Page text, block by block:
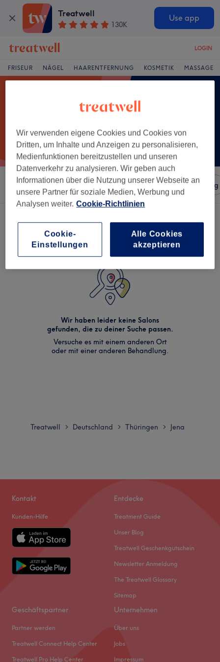
Treatwell
130K
Use app
LOGIN
FRISEUR NÄGEL HAARENTFERNUNG KOSMETIK MASSAGE
Sortieren nach Salons Expressangebote Bewertung
Wir haben leider keine Salons
gefunden, die zu deiner Suche passen.
Versuche es mit einem anderen Ort
oder mit einer anderen Behandlung.
Treatwell > Deutschland > Thüringen > Jena
Kontakt
Kunden-Hilfe
Entdecke
Treatment Guide
Unser Blog
Treatwell Geschenkgutschein
Newsletter Anmeldung
The Treatwell Glossary
Sitemap
Geschäftspartner
Partner werden
Treatwell Connect Help Center
Treatwell Pro Help Center
Unternehmen
Über uns
Jobs
Impressum
Wir verwenden eigene Cookies und Cookies von
Dritten, um Inhalte und Anzeigen zu personalisieren,
Medienfunktionen bereitzustellen und unseren
Datenverkehr zu analysieren. Wir geben auch
Informationen über die Nutzung unserer Webseite an
unsere Partner für soziale Medien, Werbung und
Analysen weiter. Cookie-Richtlinien
Cookie-
Einstellungen
Alle Cookies
akzeptieren